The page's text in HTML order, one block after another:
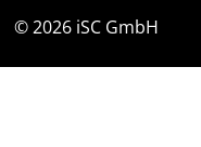
© 2026 iSC GmbH